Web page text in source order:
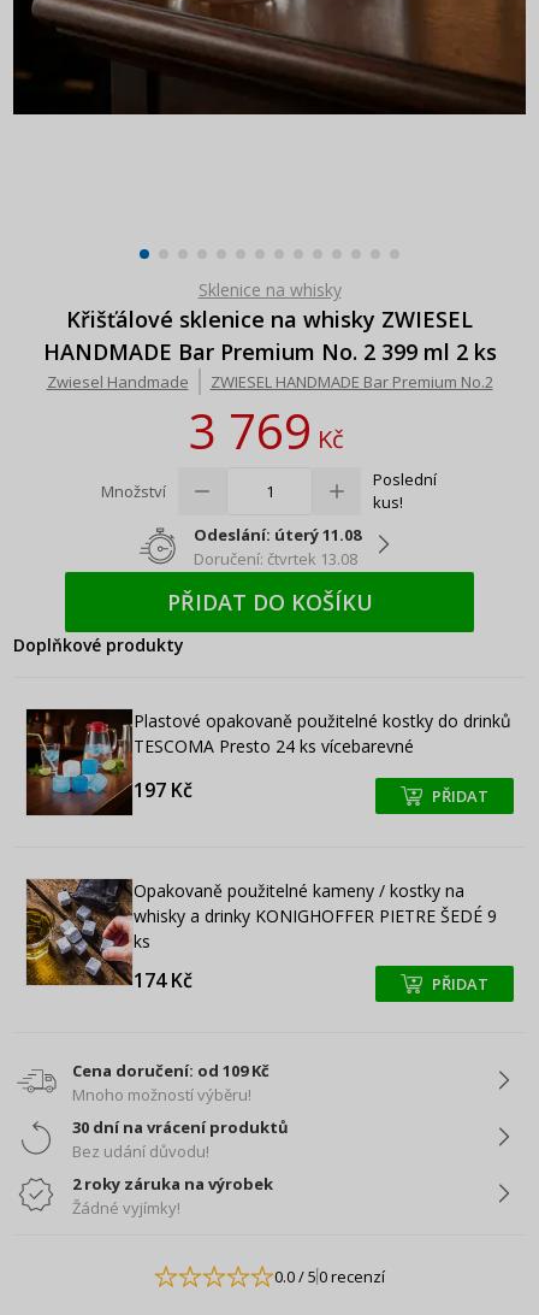
Sklenice na whisky
Křišťálové sklenice na whisky ZWIESEL
HANDMADE Bar Premium No. 2 399 ml 2 ks
Zwiesel Handmade ZWIESEL HANDMADE Bar Premium No.2
3 769Kč
Množství
Poslední
kus!
Odeslání: úterý 11.08
Doručení: čtvrtek 13.08
PŘIDAT DO KOŠÍKU
Doplňkové produkty
Plastové opakovaně použitelné kostky do drinků
TESCOMA Presto 24 ks vícebarevné
197 Kč +
+ PŘIDAT
Opakovaně použitelné kameny / kostky na
whisky a drinky KONIGHOFFER PIETRE ŠEDÉ 9
ks
174 Kč +
+ PŘIDAT
Cena doručení: od 109 Kč
Mnoho možností výběru!
30 dní na vrácení produktů
Bez udání důvodu!
2 roky záruka na výrobek
Žádné vyjímky!
0.0/ 50 recenzí